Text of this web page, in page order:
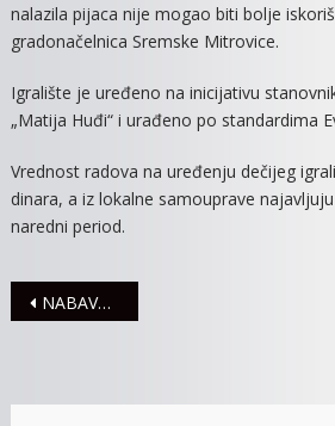
nalazila pijaca nije mogao biti bolje
gradonačelnica Sremske Mitrovice.
Igralište je uređeno na inicijativu
„Matija Huđi“ i urađeno po standardima
Vrednost radova na uređenju dečijeg
dinara, a iz lokalne samouprave
naredni period.
Navigacija
NABAVKA OPREME ZA RADARSKE CENTARE I MEDICINSKE USTANOVE U VOJVODINI